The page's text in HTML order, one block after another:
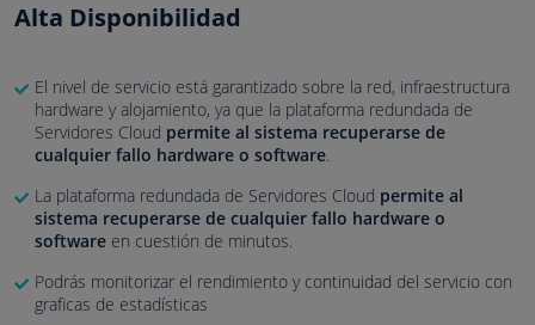
Alta Disponibilidad
El nivel de servicio está garantizado sobre la red, infraestructura
hardware y alojamiento, ya que la plataforma redundada de
Servidores Cloud permite al sistema recuperarse de
cualquier fallo hardware o software.
La plataforma redundada de Servidores Cloud permite al
sistema recuperarse de cualquier fallo hardware o
software en cuestión de minutos.
Podrás monitorizar el rendimiento y continuidad del servicio con
graficas de estadísticas